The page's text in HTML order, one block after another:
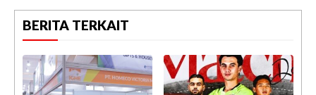
BERITA TERKAIT